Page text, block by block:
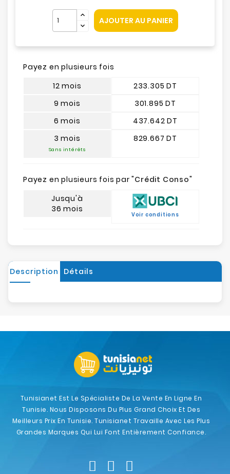
AJOUTER AU PANIER
Payez en plusieurs fois
12 mois
9 mois
6 mois
3 mois
Sans intérêts
233.305 DT
301.895 DT
437.642 DT
829.667 DT
Payez en plusieurs fois par "Crédit Conso"
Jusqu'à
36 mois
Voir conditions
Description Détails
Tunisianet Est Le Spécialiste De La Vente En Ligne En
Tunisie. Nous Disposons Du Plus Grand Choix Et Des
Meilleurs Prix En Tunisie. Tunisianet Travaille Avec Les Plus
Grandes Marques Qui Lui Font Entièrement Confiance.